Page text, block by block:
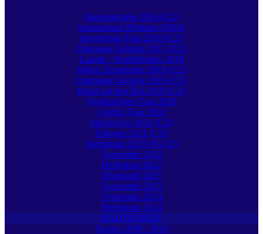
Riesengebirge 2016 (CZ)
Sommertour Böhmen (2016)
Isergebirge-Tour 2016 (CZ)
Duppauer Gebirge 2017 (CZ)
Lausitz - Nordböhmen 2018
Böhm. Erzgebirge 2019 (CZ)
Duppauer Gebirge 2019 (CZ)
Rund um den Říp 2019 (CZ)
Nordsachsen-Tour 2020
Görlitz-Tour 2020
Macha-See 2021 (CZ)
Elbogen 2021 (CZ)
Herbsttour 2021 (D-CZ)
Tourenmix 2022
Herbsttour 2022
Rheinland 2023
Tourenmix 2023
Tourenmix 2024
Herbsttour 2024
RADTOUREN
Touren 1998 - 2010